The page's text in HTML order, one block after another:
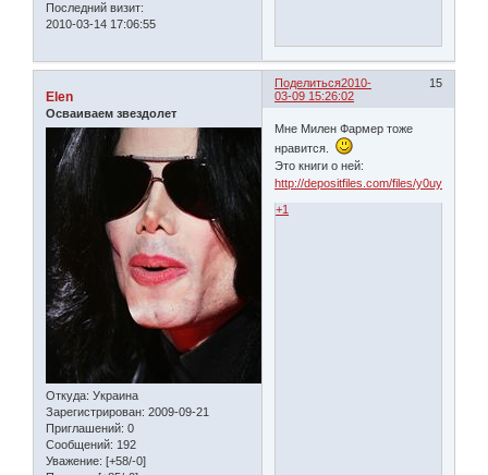
Последний визит:
2010-03-14 17:06:55
Поделиться 15
2010-
03-09 15:26:02
Elen
Осваиваем звездолет
Откуда: Украина
Зарегистрирован: 2009-09-21
Приглашений: 0
Сообщений: 192
Уважение: [+58/-0]
Мне Милен Фармер тоже
нравится.
Это книги о ней:
http://depositfiles.com/files/y0uy6197x
+1